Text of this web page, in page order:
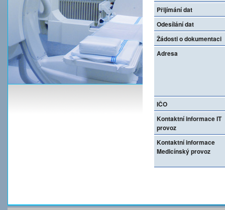
Přijímání dat
Odesílání dat
Žádosti o dokumentaci
Adresa
IČO
Kontaktní informace IT
provoz
Kontaktní informace
Medicínský provoz